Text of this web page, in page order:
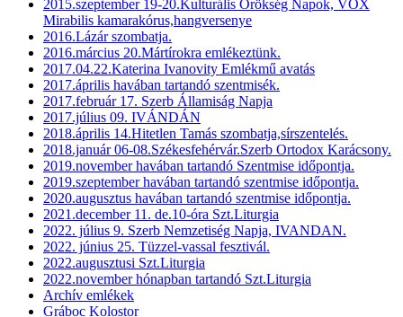
2015.szeptember 19-20.Kulturális Örökség Napok, VOX
Mirabilis kamarakórus,hangversenye
2016.Lázár szombatja.
2016.március 20.Mártírokra emlékeztünk.
2017.04.22.Katerina Ivanovity Emlékmű avatás
2017.április havában tartandó szentmisék.
2017.február 17. Szerb Államiság Napja
2017.július 09. IVÁNDÁN
2018.április 14.Hitetlen Tamás szombatja,sírszentelés.
2018.január 06-08.Székesfehérvár.Szerb Ortodox Karácsony.
2019.november havában tartandó Szentmise időpontja.
2019.szeptember havában tartandó szentmise időpontja.
2020.augusztus havában tartandó szentmise időpontja.
2021.december 11. de.10-óra Szt.Liturgia
2022. július 9. Szerb Nemzetiség Napja, IVANDAN.
2022. június 25. Tüzzel-vassal fesztivál.
2022.augusztusi Szt.Liturgia
2022.november hónapban tartandó Szt.Liturgia
Archív emlékek
Gráboc Kolostor